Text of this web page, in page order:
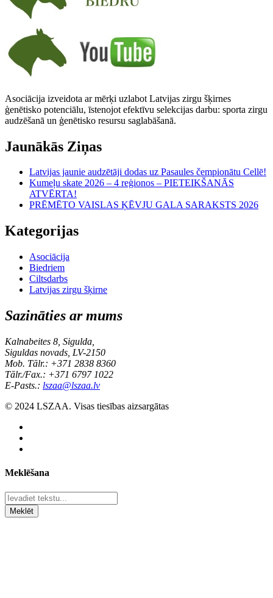
Asociācija izveidota ar mērķi uzlabot Latvijas zirgu šķirnes
ģenētisko potenciālu, īstenojot efektīvu selekcijas darbu: sporta zirgu
audzēšanā un ģenētisko resursu saglabāšanā.
Jaunākās Ziņas
Latvijas jaunie audzētāji dodas uz Pasaules čempionātu Cellē!
Kumeļu skate 2026 – 4 reģionos – PIETEIKŠANĀS
ATVĒRTA!
PRĒMĒTO VAISLAS ĶĒVJU GALA SARAKSTS 2026
Kategorijas
Asociācija
Biedriem
Ciltsdarbs
Latvijas zirgu šķirne
Sazināties ar mums
Kalnabeites 8, Sigulda,
Siguldas novads, LV-2150
Mob. Tālr.: +371 2838 8360
Tālr./Fax.: +371 6797 1022
E-Pasts.: lszaa@lszaa.lv
© 2024 LSZAA. Visas tiesības aizsargātas
Meklēšana
Meklēt